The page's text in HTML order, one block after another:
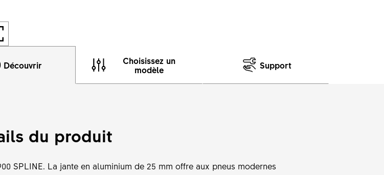
Découvrir
Choisissez un
modèle
Support
du produit
SPLINE. La jante en aluminium de 25 mm offre aux pneus modernes